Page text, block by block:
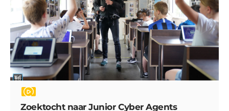
Zoektocht naar Junior Cyber Agents